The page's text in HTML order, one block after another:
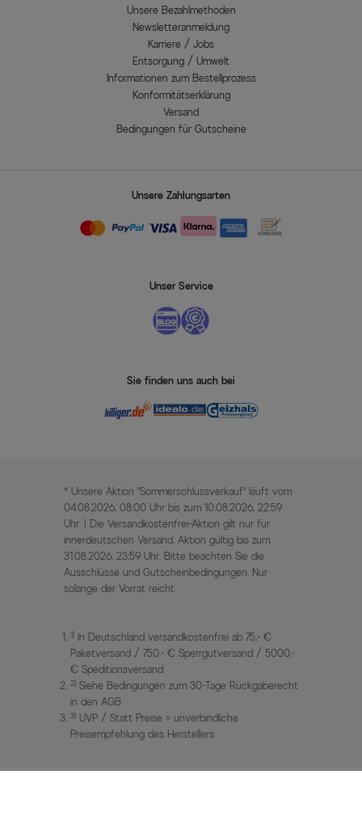
Unsere Bezahlmethoden
Newsletteranmeldung
Karriere / Jobs
Entsorgung / Umwelt
Informationen zum Bestellprozess
Konformitätserklärung
Versand
Bedingungen für Gutscheine
Unsere Zahlungsarten
Unser Service
Sie finden uns auch bei
* Unsere Aktion „Sommerschlussverkauf“ läuft vom
04.08.2026, 08:00 Uhr bis zum 10.08.2026, 22:59
Uhr. | Die Versandkostenfrei-Aktion gilt nur für
innerdeutschen Versand. Aktion gültig bis zum
31.08.2026, 23:59 Uhr. Bitte beachten Sie die
Ausschlüsse und Gutscheinbedingungen. Nur
solange der Vorrat reicht.
1) In Deutschland versandkostenfrei ab 75,- €
Paketversand / 750,- € Sperrgutversand / 5000,-
€ Speditionsversand
2) Siehe Bedingungen zum 30-Tage Rückgaberecht
in den AGB
3) UVP / Statt Preise = unverbindliche
Preisempfehlung des Herstellers